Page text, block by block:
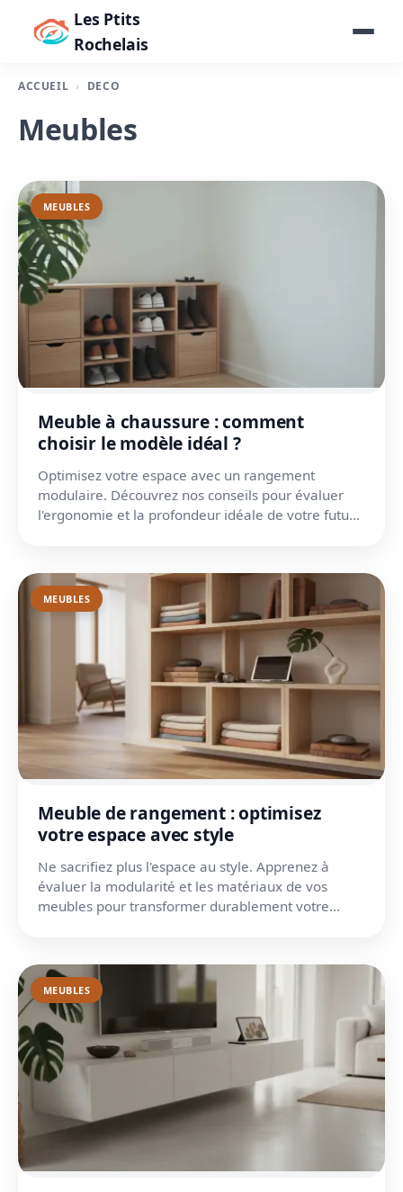
Les Ptits
Rochelais
ACCUEIL DÉCO
Meubles
MEUBLES
Meuble à chaussure : comment
choisir le modèle idéal ?
Optimisez votre espace avec un rangement
modulaire. Découvrez nos conseils pour évaluer
l'ergonomie et la profondeur idéale de votre futur
MEUBLES
Meuble de rangement : optimisez
votre espace avec style
Ne sacrifiez plus l'espace au style. Apprenez à
évaluer la modularité et les matériaux de vos
meubles pour transformer durablement votre
MEUBLES